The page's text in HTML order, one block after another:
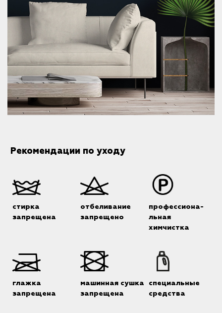
Рекомендации по уходу
стирка
запрещена
отбеливание
запрещено
профессиона-
льная
химчистка
глажка
запрещена
машинная сушка
запрещена
специальные
средства